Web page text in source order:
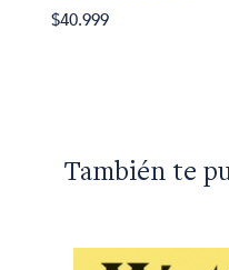
$40.999
También te